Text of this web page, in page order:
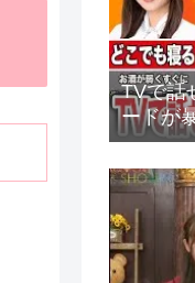
TVで話
ードが
桜、中
月、他